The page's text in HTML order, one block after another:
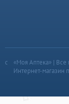
«Моя Аптека» |
Интернет-магазин